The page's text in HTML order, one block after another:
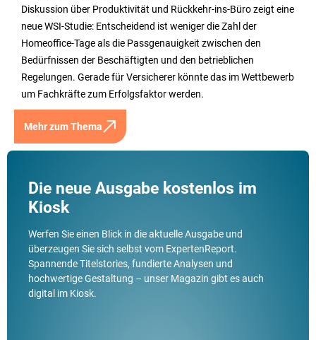
Diskussion über Produktivität und Rückkehr-ins-Büro zeigt eine
neue WSI-Studie: Entscheidend ist weniger die Zahl der
Homeoffice-Tage als die Passgenauigkeit zwischen den
Bedürfnissen der Beschäftigten und den betrieblichen
Regelungen. Gerade für Versicherer könnte das im Wettbewerb
um Fachkräfte zum Erfolgsfaktor werden.
Mehr zum Thema
Die neue Ausgabe kostenlos im
Kiosk
Werfen Sie einen Blick in die aktuelle Ausgabe und
überzeugen Sie sich selbst vom ExpertenReport.
Spannende Titelstories, fundierte Analysen und
hochwertige Gestaltung – unser Magazin gibt es auch
digital im Kiosk.